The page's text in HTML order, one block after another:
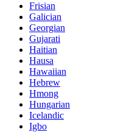
Frisian
Galician
Georgian
Gujarati
Haitian
Hausa
Hawaiian
Hebrew
Hmong
Hungarian
Icelandic
Igbo